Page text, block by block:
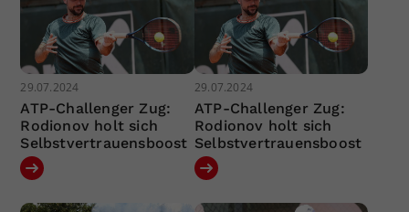
29.07.2024
ATP-Challenger Zug:
Rodionov holt sich
Selbstvertrauensboost
29.07.2024
ATP-Challenger Zug:
Rodionov holt sich
Selbstvertrauensboost